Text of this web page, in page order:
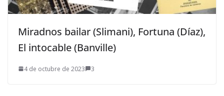
Miradnos bailar (Slimani), Fortuna (Díaz),
El intocable (Banville)
4 de octubre de 2023 3